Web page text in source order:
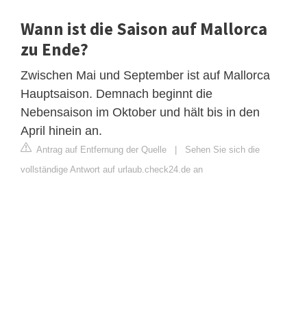
Wann ist die Saison auf Mallorca
zu Ende?
Zwischen Mai und September ist auf Mallorca
Hauptsaison. Demnach beginnt die
Nebensaison im Oktober und hält bis in den
April hinein an.
Antrag auf Entfernung der Quelle
Sehen Sie sich die
vollständige Antwort auf urlaub.check24.de an